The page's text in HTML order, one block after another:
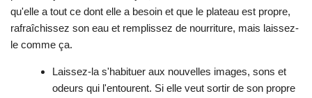
qu'elle a tout ce dont elle a besoin et que le plateau est propre,
rafraîchissez son eau et remplissez de nourriture, mais laissez-
le comme ça.
Laissez-la s'habituer aux nouvelles images, sons et
odeurs qui l'entourent. Si elle veut sortir de son propre